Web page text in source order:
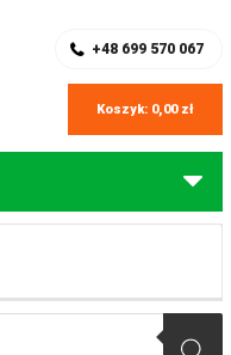
+48 699 570 067
Koszyk: 0,00 zł